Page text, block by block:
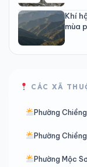
Khí
mùa
CÁC XÃ
Phường
Phường
Phường Mộc